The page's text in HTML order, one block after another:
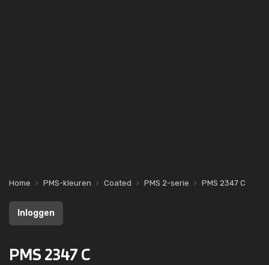
Home PMS-kleuren Coated PMS 2-serie PMS 2347 C
Inloggen
PMS 2347 C